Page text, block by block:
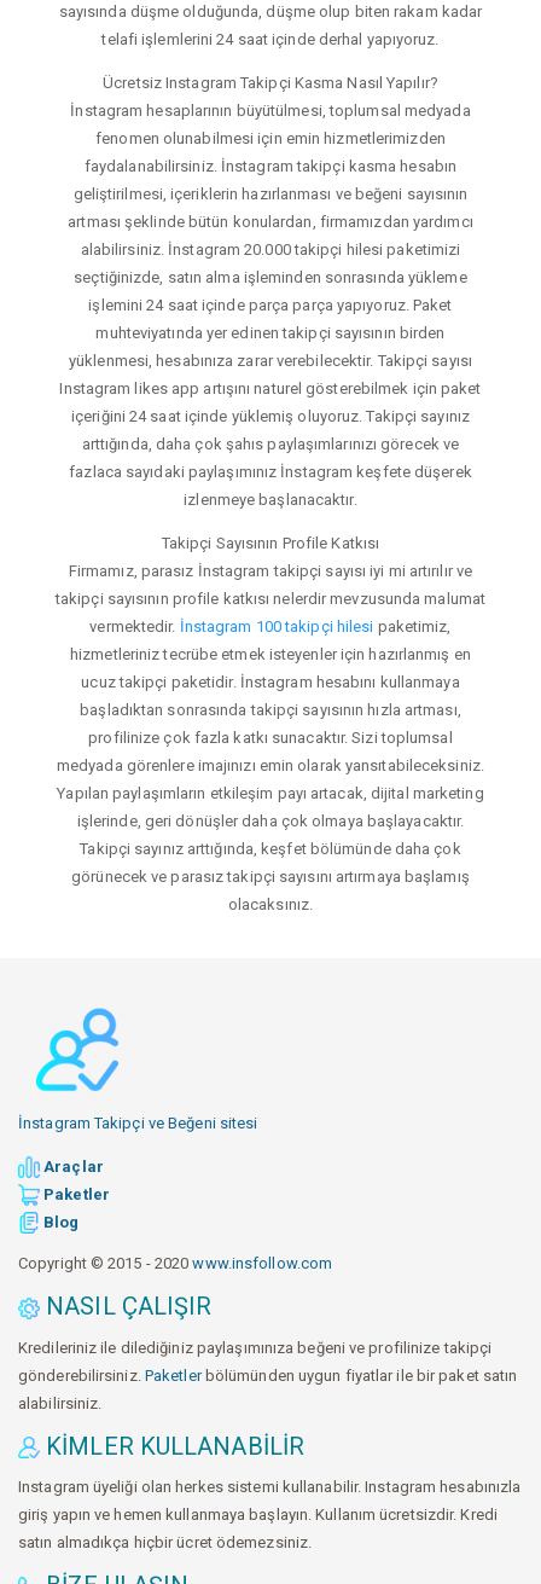
sayısında düşme olduğunda, düşme olup biten rakam kadar
telafi işlemlerini 24 saat içinde derhal yapıyoruz.
Ücretsiz Instagram Takipçi Kasma Nasıl Yapılır?
İnstagram hesaplarının büyütülmesi, toplumsal medyada
fenomen olunabilmesi için emin hizmetlerimizden
faydalanabilirsiniz. İnstagram takipçi kasma hesabın
geliştirilmesi, içeriklerin hazırlanması ve beğeni sayısının
artması şeklinde bütün konulardan, firmamızdan yardımcı
alabilirsiniz. İnstagram 20.000 takipçi hilesi paketimizi
seçtiğinizde, satın alma işleminden sonrasında yükleme
işlemini 24 saat içinde parça parça yapıyoruz. Paket
muhteviyatında yer edinen takipçi sayısının birden
yüklenmesi, hesabınıza zarar verebilecektir. Takipçi sayısı
Instagram likes app artışını naturel gösterebilmek için paket
içeriğini 24 saat içinde yüklemiş oluyoruz. Takipçi sayınız
arttığında, daha çok şahıs paylaşımlarınızı görecek ve
fazlaca sayıdaki paylaşımınız İnstagram keşfete düşerek
izlenmeye başlanacaktır.
Takipçi Sayısının Profile Katkısı
Firmamız, parasız İnstagram takipçi sayısı iyi mi artırılır ve
takipçi sayısının profile katkısı nelerdir mevzusunda malumat
vermektedir. İnstagram 100 takipçi hilesi paketimiz,
hizmetleriniz tecrübe etmek isteyenler için hazırlanmış en
ucuz takipçi paketidir. İnstagram hesabını kullanmaya
başladıktan sonrasında takipçi sayısının hızla artması,
profilinize çok fazla katkı sunacaktır. Sizi toplumsal
medyada görenlere imajınızı emin olarak yansıtabileceksiniz.
Yapılan paylaşımların etkileşim payı artacak, dijital marketing
işlerinde, geri dönüşler daha çok olmaya başlayacaktır.
Takipçi sayınız arttığında, keşfet bölümünde daha çok
görünecek ve parasız takipçi sayısını artırmaya başlamış
olacaksınız.
İnstagram Takipçi ve Beğeni sitesi
Araçlar
Paketler
Blog
Copyright © 2015 - 2020www.insfollow.com
NASIL ÇALIŞIR
Kredileriniz ile dilediğiniz paylaşımınıza beğeni ve profilinize takipçi
gönderebilirsiniz. Paketlerbölümünden uygun fiyatlar ile bir paket satın
alabilirsiniz.
KIMLER KULLANABILIR
Instagram üyeliği olan herkes sistemi kullanabilir. Instagram hesabınızla
giriş yapın ve hemen kullanmaya başlayın. Kullanım ücretsizdir. Kredi
satın almadıkça hiçbir ücret ödemezsiniz.